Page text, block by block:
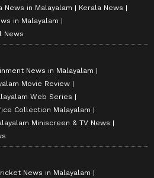
News in Malayalam
Kerala News
in Malayalam
News
News in Malayalam
Movie Review
Web Series
Collection Malayalam
Miniscreen & TV News
News in Malayalam